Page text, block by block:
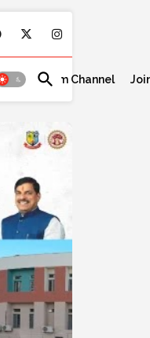
Telegram Channel